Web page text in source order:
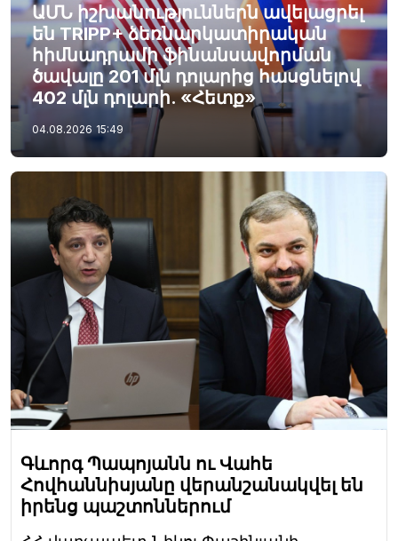
ԱՄՆ իշխանություններն ավելացրել
են TRIPP+ ձեռնարկատիրական
հիմնադրամի ֆինանսավորման
ծավալը 201 մլն դոլարից հասցնելով
402 մլն դոլարի. «Հետք»
04.08.2026 15:49
Գևորգ Պապոյանն ու Վահե
Հովհաննիսյանը վերանշանակվել են
իրենց պաշտոններում